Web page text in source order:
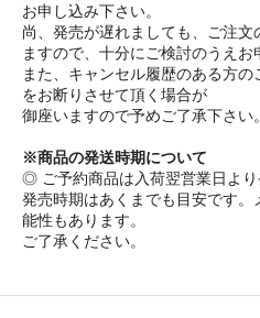
お申し込み下さい。
尚、発売が遅れましても、ご注文
ますので、十分にご検討のうえお
また、キャンセル履歴のある方
をお断りさせて頂く場合が
御座いますので予めご了承下さい。
※商品の発送時期について
◎ ご予約商品は入荷翌営業日より
発売時期はあくまでも目安です
能性もあります。
ご了承ください。